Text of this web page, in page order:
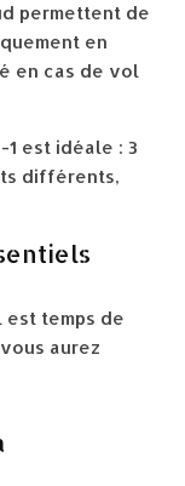
permettent de
en
en cas de vol
1 est idéale : 3
différents,
temps de
aurez